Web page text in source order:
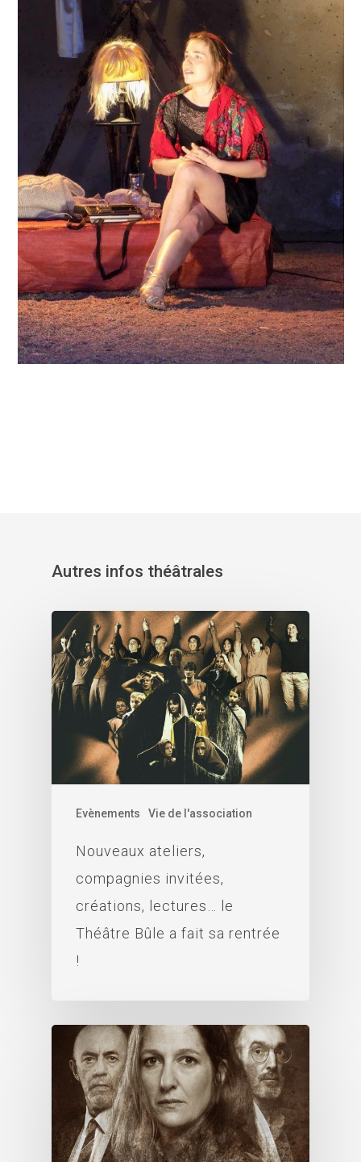
Autres infos théâtrales
Evènements Vie de l'association
Nouveaux ateliers,
compagnies invitées,
créations, lectures… le
Théâtre Bûle a fait sa rentrée
!